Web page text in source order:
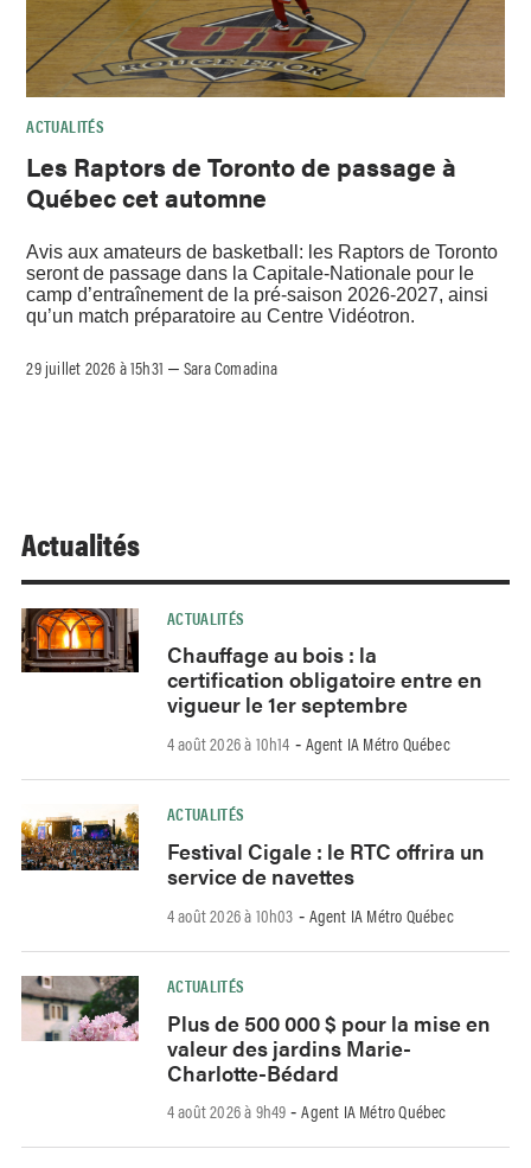
ACTUALITÉS
Les Raptors de Toronto de passage à
Québec cet automne
Avis aux amateurs de basketball: les Raptors de Toronto
seront de passage dans la Capitale-Nationale pour le
camp d’entraînement de la pré-saison 2026-2027, ainsi
qu’un match préparatoire au Centre Vidéotron.
29 juillet 2026 à 15h31 –Sara Comadina
Actualités
ACTUALITÉS
Chauffage au bois : la
certification obligatoire entre en
vigueur le 1er septembre
4 août 2026 à 10h14 - Agent IA Métro Québec
ACTUALITÉS
Festival Cigale : le RTC offrira un
service de navettes
4 août 2026 à 10h03 - Agent IA Métro Québec
ACTUALITÉS
Plus de 500 000 $ pour la mise en
valeur des jardins Marie-
Charlotte-Bédard
4 août 2026 à 9h49 -Agent IA Métro Québec